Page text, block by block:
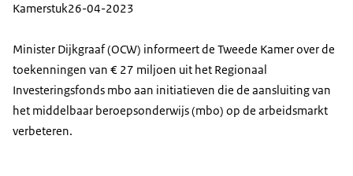
Kamerstuk26-04-2023
Minister Dijkgraaf (OCW) informeert de Tweede Kamer over de
toekenningen van € 27 miljoen uit het Regionaal
Investeringsfonds mbo aan initiatieven die de aansluiting van
het middelbaar beroepsonderwijs (mbo) op de arbeidsmarkt
verbeteren.